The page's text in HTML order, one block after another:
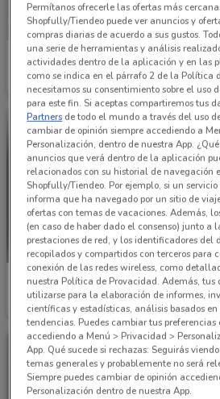
Flexi
Caduca el 30/08 716 m
Bershka
Caduca el 29/06 1.2 km
Permítanos ofrecerle las ofertas más
Shopfully/Tiendeo puede ver anuncios y
compras diarias de acuerdo a sus gustos.
una serie de herramientas y análisis
actividades dentro de la aplicación y en las
como se indica en el párrafo 2 de la Política
necesitamos su consentimiento sobre el uso
para este fin. Si aceptas compartiremos tus
Partners de todo el mundo a través del uso
cambiar de opinión siempre accediendo a
Personalización, dentro de nuestra App.
anuncios que verá dentro de la aplicación
relacionados con su historial de navegación
Shopfully/Tiendeo. Por ejemplo, si un
informa que ha navegado por un sitio de
ofertas con temas de vacaciones. Además,
(en caso de haber dado el consenso) junto a
prestaciones de red, y los identificadores del
recopilados y compartidos con terceros para
conexión de las redes wireless, como
nuestra Política de Provacidad. Además, tus
utilizarse para la elaboración de informes,
científicas y estadísticas, análisis basados
tendencias. Puedes cambiar tus
accediendo a Menú > Privacidad >
App. Qué sucede si rechazas: Seguirás
temas generales y probablemente no será
Siempre puedes cambiar de opinión
Personalización dentro de nuestra App.